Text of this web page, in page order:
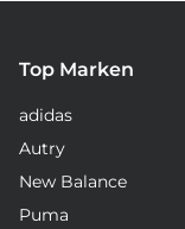
Top Marken
adidas
Autry
New Balance
Puma